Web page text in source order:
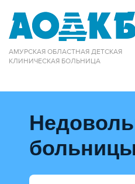
АМУРСКАЯ ОБЛАСТНАЯ ДЕТСКАЯ
КЛИНИЧЕСКАЯ БОЛЬНИЦА